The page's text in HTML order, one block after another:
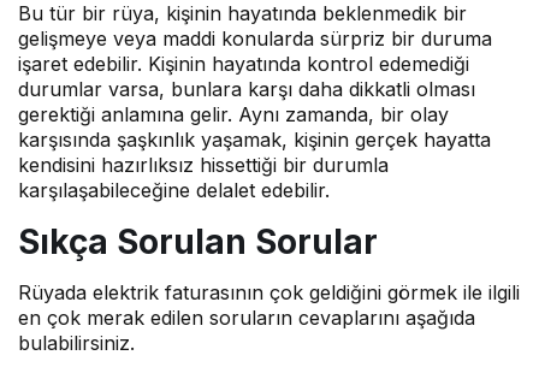
Bu tür bir rüya, kişinin hayatında beklenmedik bir
gelişmeye veya maddi konularda sürpriz bir duruma
işaret edebilir. Kişinin hayatında kontrol edemediği
durumlar varsa, bunlara karşı daha dikkatli olması
gerektiği anlamına gelir. Aynı zamanda, bir olay
karşısında şaşkınlık yaşamak, kişinin gerçek hayatta
kendisini hazırlıksız hissettiği bir durumla
karşılaşabileceğine delalet edebilir.
Sıkça Sorulan Sorular
Rüyada elektrik faturasının çok geldiğini görmek ile ilgili
en çok merak edilen soruların cevaplarını aşağıda
bulabilirsiniz.